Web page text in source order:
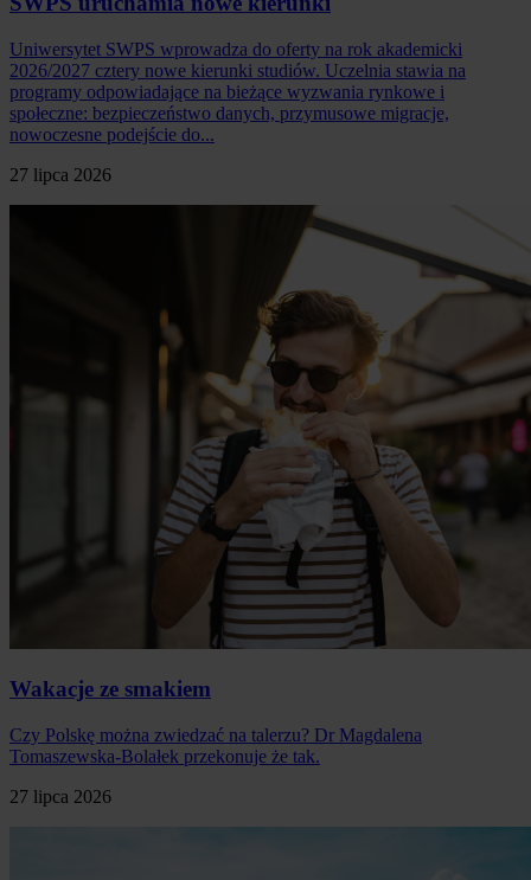
Uniwersytet SWPS wprowadza do oferty na rok akademicki
2026/2027 cztery nowe kierunki studiów. Uczelnia stawia na
programy odpowiadające na bieżące wyzwania rynkowe i
społeczne: bezpieczeństwo danych, przymusowe migracje,
nowoczesne podejście do...
27 lipca 2026
Wakacje ze smakiem
Czy Polskę można zwiedzać na talerzu? Dr Magdalena
Tomaszewska-Bolałek przekonuje że tak.
27 lipca 2026